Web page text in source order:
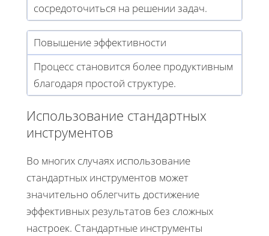
сосредоточиться на решении задач.
Повышение эффективности
Процесс становится более продуктивным
благодаря простой структуре.
Использование стандартных
инструментов
Во многих случаях использование
стандартных инструментов может
значительно облегчить достижение
эффективных результатов без сложных
настроек. Стандартные инструменты